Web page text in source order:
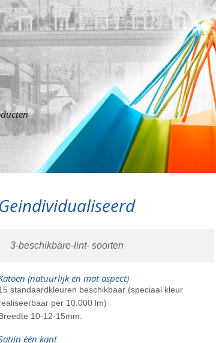
Geindividualiseerd
3-beschikbare-lint- soorten
(natuurlijk en mat aspect)
standaardkleuren beschikbaar (speciaal kleur
per 10.000 lm)
10-12-15mm.
één kant